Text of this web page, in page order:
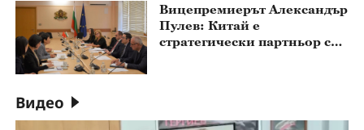
Вицепремиерът Александър
Пулев: Китай е
стратегически партньор с
Видео